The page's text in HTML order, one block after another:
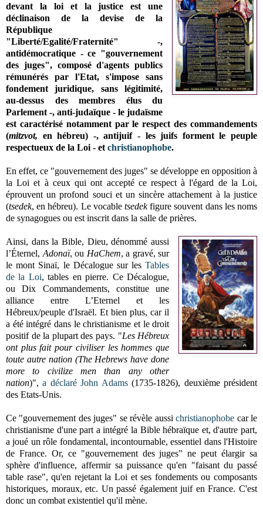
devant la loi et la justice est une
déclinaison de la devise de la
République
"Liberté/Egalité/Fraternité" -,
antidémocratique - ce "gouvernement
des juges", composé d'agents publics
rémunérés par l'Etat, s'impose sans
fondement juridique, sans légitimité,
au-dessus des membres élus du
Parlement -, anti-judaïque - le judaïsme
est caractérisé notamment par le respect des commandements
(mitzvot, en hébreu) -, antijuif - les juifs forment le peuple
respectueux de la Loi - et christianophobe.
En effet, ce "gouvernement des juges" se développe en opposition à
la Loi et à ceux qui ont accepté ce respect à l'égard de la Loi,
éprouvent un profond souci et un sincère attachement à la justice
(tsedek, en hébreu). Le vocable tsedekfigure souvent dans les noms
de synagogues ou est inscrit dans la salle de prières.
Ainsi, dans la Bible, Dieu, dénommé aussi
l’Éternel, Adonaï, ou HaChem, a gravé, sur
le mont Sinaï, le Décalogue sur lesTables
de la Loi, tables en pierre. Ce Décalogue,
ou Dix Commandements, constitue une
alliance entre L’Eternelet les
Hébreux/peuple d'Israël. Et bien plus, car il
a été intégré dans le christianisme et le droit
positif de la plupart des pays. "Les Hébreux
ont plus fait pour civiliser les hommes que
toute autre nation (The Hebrews have done
more to civilize men than any other
nation)",a déclaré John Adams(1735-1826), deuxième président
des Etats-Unis.
Ce "gouvernement des juges" se révèle aussichristianophobe car le
christianisme d'une part a intégré la Bible hébraïque et, d'autre part,
a joué un rôle fondamental, incontournable, essentiel dans l'Histoire
de France. Or, ce "gouvernement des juges" ne peut élargir sa
sphère d'influence, affermir sa puissance qu'en "faisant du passé
table rase", qu'en rejetant la Loi et ses fondements ou composants
historiques, moraux, etc. Un passé également juif en France. C'est
donc un combat existentiel qu'il mène.